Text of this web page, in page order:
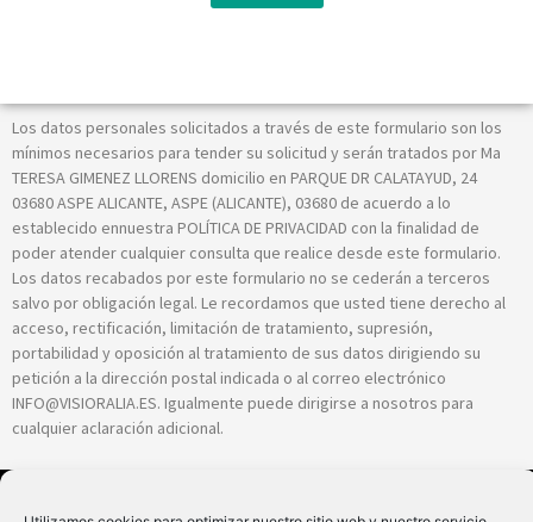
Los datos personales solicitados a través de este formulario son los
mínimos necesarios para tender su solicitud y serán tratados por Ma
TERESA GIMENEZ LLORENS domicilio en PARQUE DR CALATAYUD, 24
03680 ASPE ALICANTE, ASPE (ALICANTE), 03680 de acuerdo a lo
establecido ennuestra POLÍTICA DE PRIVACIDAD con la finalidad de
poder atender cualquier consulta que realice desde este formulario.
Los datos recabados por este formulario no se cederán a terceros
salvo por obligación legal. Le recordamos que usted tiene derecho al
acceso, rectificación, limitación de tratamiento, supresión,
portabilidad y oposición al tratamiento de sus datos dirigiendo su
petición a la dirección postal indicada o al correo electrónico
INFO@VISIORALIA.ES. Igualmente puede dirigirse a nosotros para
cualquier aclaración adicional.